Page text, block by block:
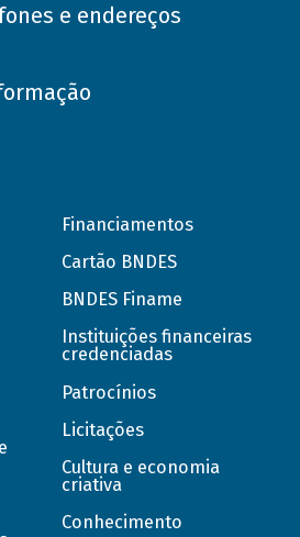
e endereços
Financiamentos
Cartão BNDES
BNDES Finame
Instituições financeiras
credenciadas
Patrocínios
Licitações
Cultura e economia
criativa
Conhecimento